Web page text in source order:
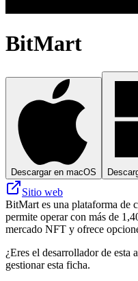
BitMart
Descargar en macOS
Sitio web
BitMart es una plataforma de
permite operar con más de
mercado NFT y ofrece
¿Eres el desarrollador de esta
gestionar esta ficha.